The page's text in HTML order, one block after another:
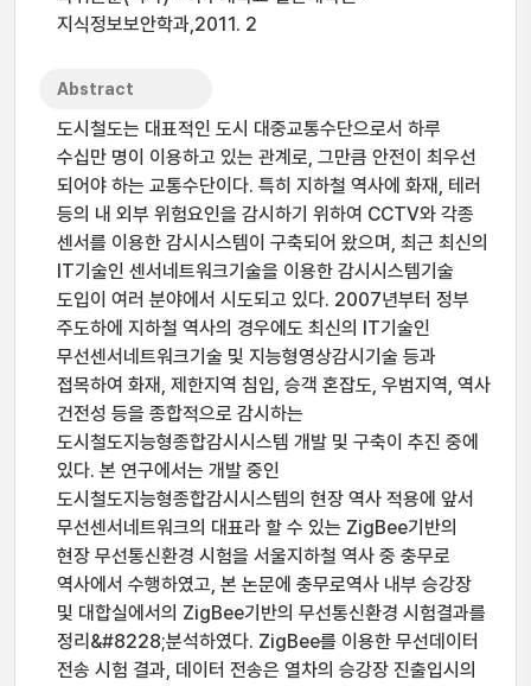
지식정보보안학과,2011. 2
Abstract
도시철도는 대표적인 도시 대중교통수단으로서 하루
수십만 명이 이용하고 있는 관계로, 그만큼 안전이 최우선
되어야 하는 교통수단이다. 특히 지하철 역사에 화재, 테러
등의 내 외부 위험요인을 감시하기 위하여 CCTV와 각종
센서를 이용한 감시시스템이 구축되어 왔으며, 최근 최신의
IT기술인 센서네트워크기술을 이용한 감시시스템기술
도입이 여러 분야에서 시도되고 있다. 2007년부터 정부
주도하에 지하철 역사의 경우에도 최신의 IT기술인
무선센서네트워크기술 및 지능형영상감시기술 등과
접목하여 화재, 제한지역 침입, 승객 혼잡도, 우범지역, 역사
건전성 등을 종합적으로 감시하는
도시철도지능형종합감시시스템 개발 및 구축이 추진 중에
있다. 본 연구에서는 개발 중인
도시철도지능형종합감시시스템의 현장 역사 적용에 앞서
무선센서네트워크의 대표라 할 수 있는 ZigBee기반의
현장 무선통신환경 시험을 서울지하철 역사 중 충무로
역사에서 수행하였고, 본 논문에 충무로역사 내부 승강장
및 대합실에서의 ZigBee기반의 무선통신환경 시험결과를
정리&#8228;분석하였다. ZigBee를 이용한 무선데이터
전송 시험 결과, 데이터 전송은 열차의 승강장 진출입시의